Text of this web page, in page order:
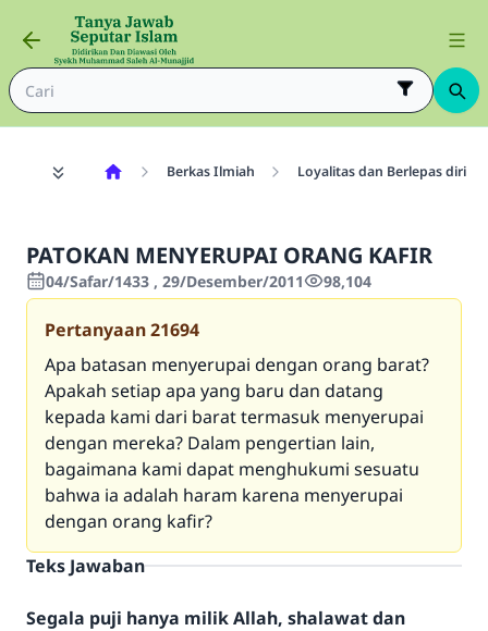
Berkas Ilmiah Loyalitas dan Berlepas diri
PATOKAN MENYERUPAI ORANG KAFIR
04/Safar/1433 , 29/Desember/2011 98,104
Pertanyaan21694
Apa batasan menyerupai dengan orang barat?
Apakah setiap apa yang baru dan datang
kepada kami dari barat termasuk menyerupai
dengan mereka? Dalam pengertian lain,
bagaimana kami dapat menghukumi sesuatu
bahwa ia adalah haram karena menyerupai
dengan orang kafir?
Teks Jawaban
Segala puji hanya milik Allah, shalawat dan